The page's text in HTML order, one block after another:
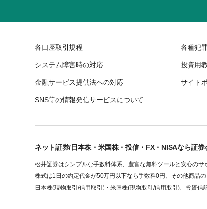
各口座取引規程 各種犯
システム障害時の対応 投資用
金融サービス提供法への対応 サイト
SNS等の情報発信サービスについて
ネット証券/日本株・米国株・投信・FX・NISAなら証券
松井証券はシンプルな手数料体系、豊富な無料ツールと安心の
株式は1日の約定代金が50万円以下なら手数料0円、その他商品
日本株(現物取引/信用取引)・米国株(現物取引/信用取引)、投資